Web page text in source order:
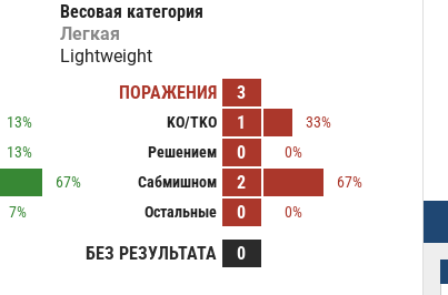
Весовая категория
Легкая
Lightweight
13%
13%
67%
7%
ПОРАЖЕНИЯ 3
KO/TKO 1
33%
Решением
0
0%
Сабмишном
2
67%
Остальные
0 0%
БЕЗ РЕЗУЛЬТАТА 0